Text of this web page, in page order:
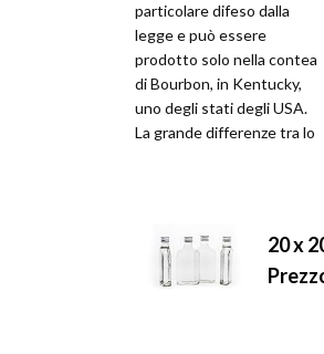
particolare difeso dalla
legge e può essere
prodotto solo nella contea
di Bourbon, in Kentucky,
uno degli stati degli USA.
La grande differenze tra lo
20 x